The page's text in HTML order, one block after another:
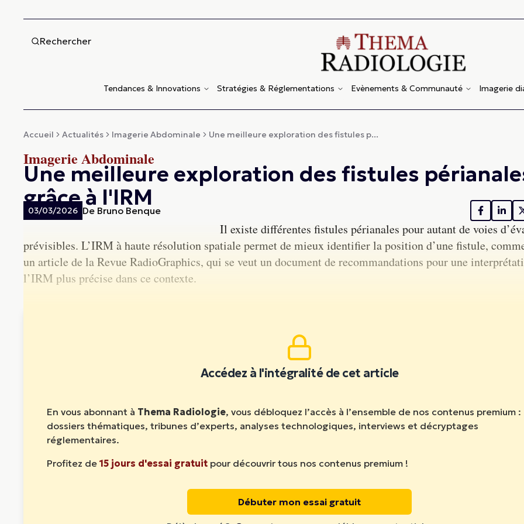
Rechercher
Tendances & Innovations Stratégies & Réglementations Evènements & Communauté Imagerie
Accueil Actualités Imagerie Abdominale Une meilleure exploration des fistules p...
Imagerie Abdominale
Une meilleure exploration des fistules
grâce à l'IRM
03/03/2026 De Bruno Benque
Il existe différentes fistules périanales pour autant de voies
prévisibles. L’IRM à haute résolution spatiale permet de mieux identifier la position d’une fistule,
un article de la Revue RadioGraphics, qui se veut un document de recommandations pour une
l’IRM plus précise dans ce contexte.
Accédez à l'intégralité de cet article
En vous abonnant à Thema Radiologie, vous débloquez l’accès à l’ensemble de nos contenus premium :
dossiers thématiques, tribunes d’experts, analyses technologiques, interviews et décryptages
réglementaires.
Profitez de 15 jours d'essai gratuit pour découvrir tous nos contenus premium !
Débuter mon essai gratuit